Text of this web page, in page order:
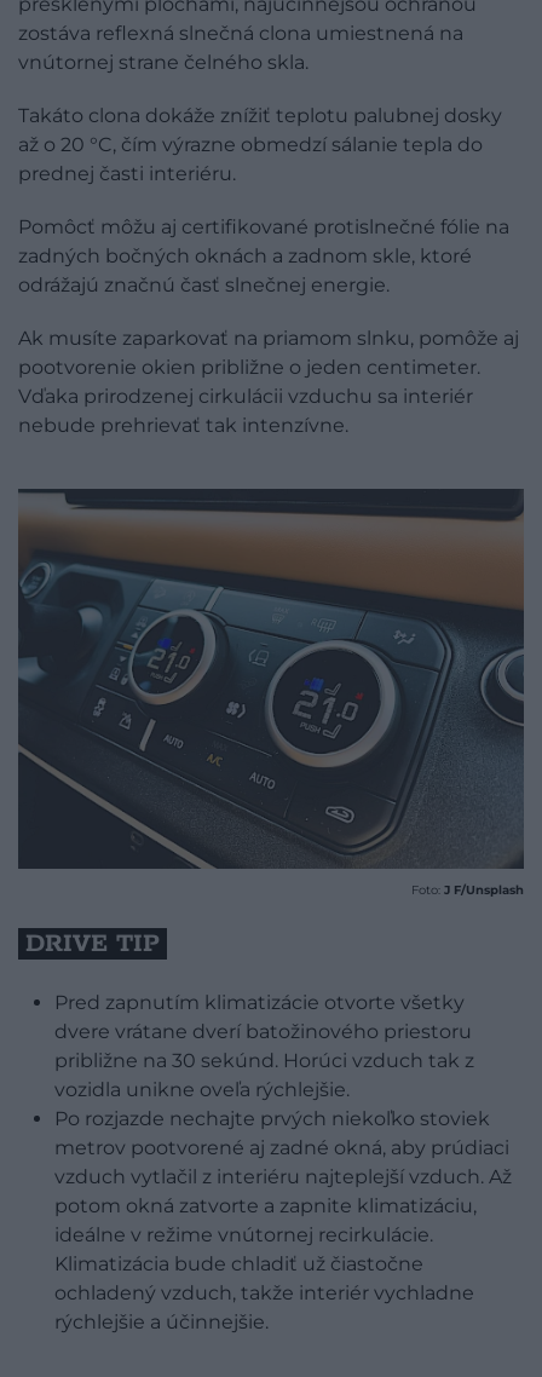
zostáva reflexná slnečná clona umiestnená na
vnútornej strane čelného skla.
Takáto clona dokáže znížiť teplotu palubnej dosky
až o 20 °C, čím výrazne obmedzí sálanie tepla do
prednej časti interiéru.
Pomôcť môžu aj certifikované protislnečné fólie na
zadných bočných oknách a zadnom skle, ktoré
odrážajú značnú časť slnečnej energie.
Ak musíte zaparkovať na priamom slnku, pomôže aj
pootvorenie okien približne o jeden centimeter.
Vďaka prirodzenej cirkulácii vzduchu sa interiér
nebude prehrievať tak intenzívne.
Foto: J F/Unsplash
DRIVE TIP
Pred zapnutím klimatizácie otvorte všetky
dvere vrátane dverí batožinového priestoru
približne na 30 sekúnd. Horúci vzduch tak z
vozidla unikne oveľa rýchlejšie.
Po rozjazde nechajte prvých niekoľko stoviek
metrov pootvorené aj zadné okná, aby prúdiaci
vzduch vytlačil z interiéru najteplejší vzduch. Až
potom okná zatvorte a zapnite klimatizáciu,
ideálne v režime vnútornej recirkulácie.
Klimatizácia bude chladiť už čiastočne
ochladený vzduch, takže interiér vychladne
rýchlejšie a účinnejšie.